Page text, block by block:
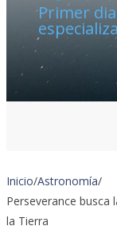
Primer
Inicio/Astronomía/
Perseverance
la Tierra